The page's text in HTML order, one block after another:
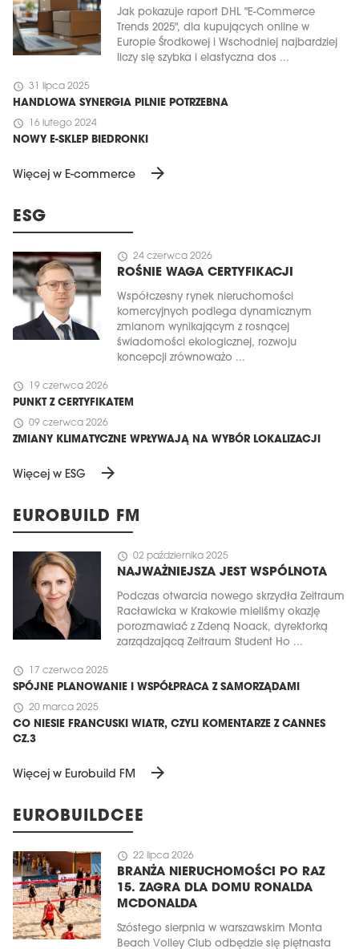
Jak pokazuje raport DHL "E-Commerce
Trends 2025", dla kupujących online w
Europie Środkowej i Wschodniej najbardziej
liczy się szybka i elastyczna dos ...
schedule 31 lipca 2025
HANDLOWA SYNERGIA PILNIE POTRZEBNA
schedule 16 lutego 2024
NOWY E-SKLEP BIEDRONKI
Więcej w E-commerce arrow_forward
ESG
schedule 24 czerwca 2026
ROŚNIE WAGA CERTYFIKACJI
Współczesny rynek nieruchomości
komercyjnych podlega dynamicznym
zmianom wynikającym z rosnącej
świadomości ekologicznej, rozwoju
koncepcji zrównoważo ...
schedule 19 czerwca 2026
PUNKT Z CERTYFIKATEM
schedule 09 czerwca 2026
ZMIANY KLIMATYCZNE WPŁYWAJĄ NA WYBÓR LOKALIZACJI
Więcej w ESG arrow_forward
EUROBUILD FM
schedule 02 października 2025
NAJWAŻNIEJSZA JEST WSPÓLNOTA
Podczas otwarcia nowego skrzydła Zeitraum
Racławicka w Krakowie mieliśmy okazję
porozmawiać z Zdeną Noack, dyrektorką
zarządzającą Zeitraum Student Ho ...
schedule 17 czerwca 2025
SPÓJNE PLANOWANIE I WSPÓŁPRACA Z SAMORZĄDAMI
schedule 20 marca 2025
CO NIESIE FRANCUSKI WIATR, CZYLI KOMENTARZE Z CANNES
CZ.3
Więcej w Eurobuild FM arrow_forward
EUROBUILDCEE
schedule 22 lipca 2026
BRANŻA NIERUCHOMOŚCI PO RAZ
15. ZAGRA DLA DOMU RONALDA
MCDONALDA
Szóstego sierpnia w warszawskim Monta
Beach Volley Club odbędzie się piętnasta